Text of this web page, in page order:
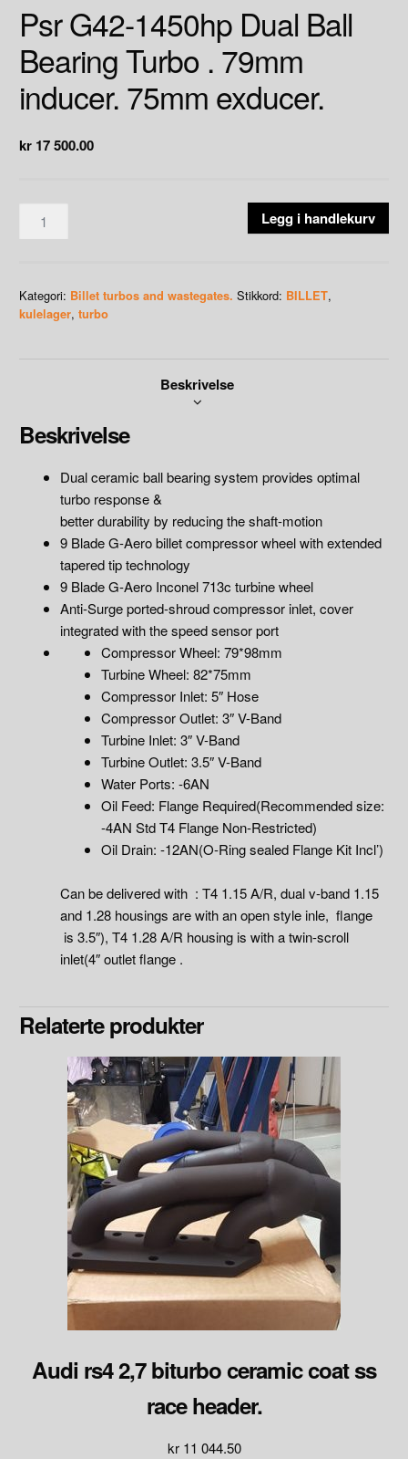
Psr G42-1450hp Dual Ball
Bearing Turbo . 79mm
inducer. 75mm exducer.
kr17 500.00
Ball
Bearing
75mm
antall
Legg i handlekurv
Kategori: Billet turbos and wastegates. Stikkord: BILLET,
kulelager, turbo
Beskrivelse
Beskrivelse
Dual ceramic ball bearing system provides optimal
turbo response &
better durability by reducing the shaft-motion
9 Blade G-Aero billet compressor wheel with extended
tapered tip technology
9 Blade G-Aero Inconel 713c turbine wheel
Anti-Surge ported-shroud compressor inlet, cover
integrated with the speed sensor port
Compressor Wheel: 79*98mm
Turbine Wheel: 82*75mm
Compressor Inlet: 5″ Hose
Compressor Outlet: 3″ V-Band
Turbine Inlet: 3″ V-Band
Turbine Outlet: 3.5″ V-Band
Water Ports: -6AN
Oil Feed: Flange Required(Recommended size:
-4AN Std T4 Flange Non-Restricted)
Oil Drain: -12AN(O-Ring sealed Flange Kit Incl’)
Can be delivered with : T4 1.15 A/R, dual v-band 1.15
and 1.28 housings are with an open style inle, flange
is 3.5″), T4 1.28 A/R housing is with a twin-scroll
inlet(4″ outlet flange .
Relaterte produkter
Audi rs4 2,7 biturbo ceramic coat ss
race header.
kr11 044.50